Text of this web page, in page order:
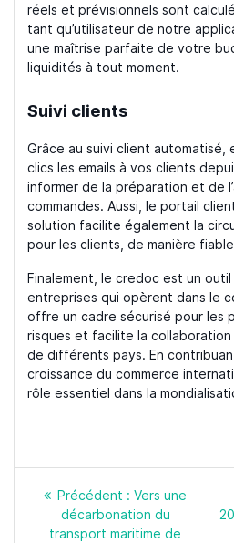
réels et prévisionnels sont
tant qu’utilisateur de notre
une maîtrise parfaite de votre
liquidités à tout moment.
Suivi clients
Grâce au suivi client automatisé,
clics les emails à vos clients
informer de la préparation et de
commandes. Aussi, le portail
solution facilite également la
pour les clients, de manière
Finalement, le credoc est un
entreprises qui opèrent dans le
offre un cadre sécurisé pour les
risques et facilite la
de différents pays. En
croissance du commerce
rôle essentiel dans la
l’article
Précédent : Article
précédent
:
Vers une
décarbonation du
transport maritime de